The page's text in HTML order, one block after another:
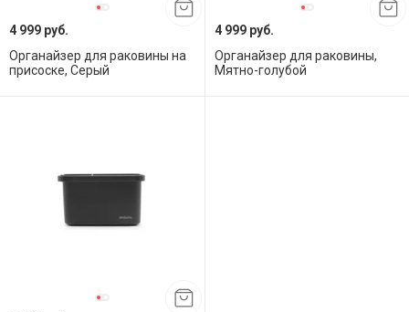
4 999 руб.
Органайзер для раковины на
присоске, Серый
4 999 руб.
Органайзер для раковины,
Мятно-голубой